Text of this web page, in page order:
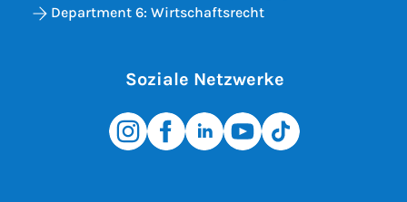
Department 6: Wirtschaftsrecht
Soziale Netzwerke